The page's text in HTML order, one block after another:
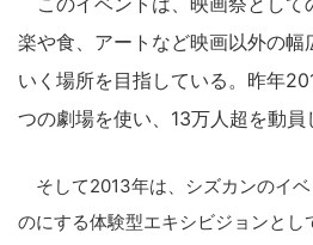
楽や食、アートなど映画以外の幅
いく場所を目指している。昨年
つの劇場を使い、13万人超を動員
そして2013年は、シズカンのイ
のにする体験型エキシビジョンとし